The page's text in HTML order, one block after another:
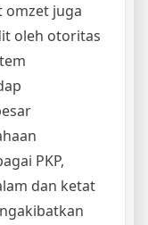
omzet juga
oleh otoritas
PKP,
dan ketat